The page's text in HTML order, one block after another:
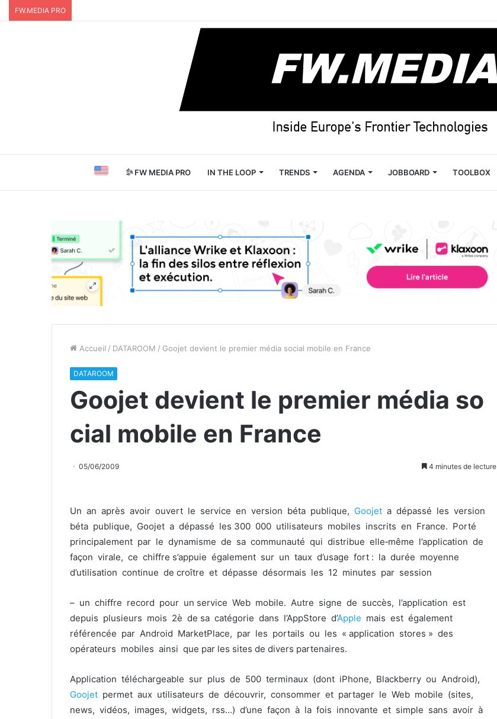
FW.MEDIA PRO
FW MEDIA PRO IN THE LOOP TRENDS AGENDA JOBBOARD TOOLBOX
Accueil / DATAROOM / Goojet devient le premier média social mobile en France
DATAROOM
Goojet devient le premier média so
cial mobile en France
05/06/2009 4 minutes de lecture
Un an après avoir ouvert le service en version béta publique, Goojet a dépassé les version
béta publique, Goojet a dépassé les 300 000 utilisateurs mobiles inscrits en France. Porté
principalement par le dynamisme de sa communauté qui distribue elle‐même l’application de
façon virale, ce chiffre s’appuie également sur un taux d’usage fort : la durée moyenne
d’utilisation continue de croître et dépasse désormais les 12 minutes par session
– un chiffre record pour un service Web mobile. Autre signe de succès, l’application est
depuis plusieurs mois 2è de sa catégorie dans l’AppStore d’Apple mais est également
référencée par Android MarketPlace, par les portails ou les « application stores » des
opérateurs mobiles ainsi que par les sites de divers partenaires.
Application téléchargeable sur plus de 500 terminaux (dont iPhone, Blackberry ou Android),
Goojet permet aux utilisateurs de découvrir, consommer et partager le Web mobile (sites,
news, vidéos, images, widgets, rss…) d’une façon à la fois innovante et simple sans avoir à